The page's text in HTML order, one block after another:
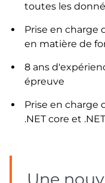
toutes les
Prise en charge
en matière de
8 ans
épreuve
Prise en charge
.NET core et